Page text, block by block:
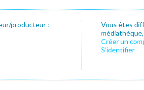
producteur :
Vous êtes
Créer un
S’identifier